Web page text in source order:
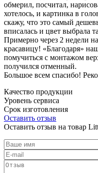
обмерил, посчитал,
хотелось, и картинка в
скажу, что это самый
вписалась и цвет выбрала
Примерно через 2 недели
красавицу! «Благодаря»
помучиться с монтажом
получился отменный.
Большое всем спасибо!
Качество продукции
Уровень сервиса
Срок изготовления
Оставить отзыв
Оставить отзыв на товар